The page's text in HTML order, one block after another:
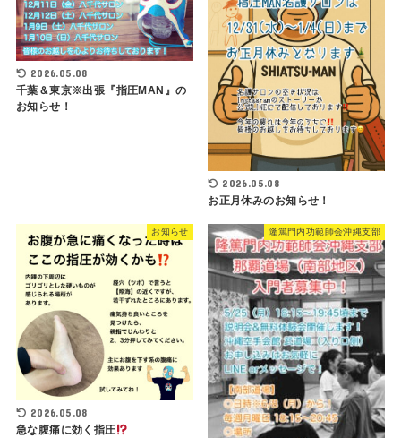
2026.05.08
千葉＆東京※出張『指圧MAN』の
お知らせ！
2026.05.08
お正月休みのお知らせ！
お知らせ
2026.05.08
急な腹痛に効く指圧
隆篤門内功範師会沖縄支部